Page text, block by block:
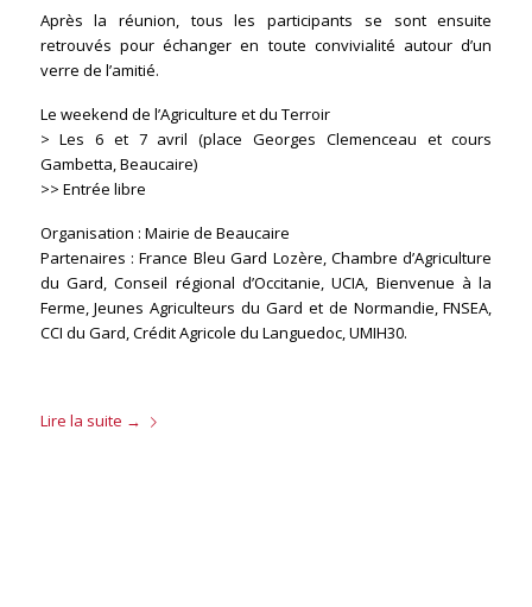
Après la réunion, tous les participants se sont ensuite
retrouvés pour échanger en toute convivialité autour d’un
verre de l’amitié.
Le weekend de l’Agriculture et du Terroir
> Les 6 et 7 avril (place Georges Clemenceau et cours
Gambetta, Beaucaire)
>> Entrée libre
Organisation : Mairie de Beaucaire
Partenaires : France Bleu Gard Lozère, Chambre d’Agriculture
du Gard, Conseil régional d’Occitanie, UCIA, Bienvenue à la
Ferme, Jeunes Agriculteurs du Gard et de Normandie, FNSEA,
CCI du Gard, Crédit Agricole du Languedoc, UMIH30.
Lire la suite →